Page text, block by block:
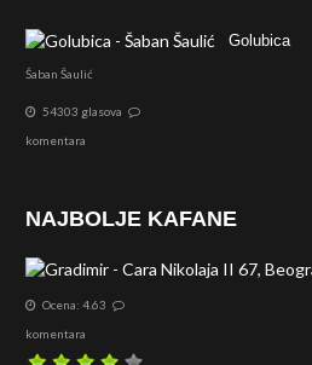
Golubica
Šaban Šaulić
54303 glasova
komentara
NAJBOLJE KAFANE
Ocena: 4.63
komentara